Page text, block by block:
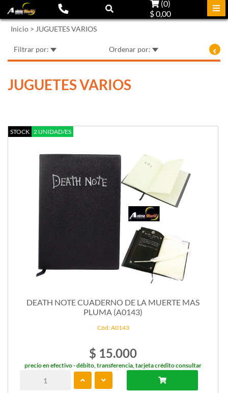
(0)
$ 0,00
Inicio > JUGUETES VARIOS
Filtrar por: Ordenar por:
JUGUETES VARIOS
STOCK 2 UNIDAD/ES
DEATH NOTE CUADERNO DE LA MUERTE MAS
PLUMA (A0143)
Cód: A0143
$ 15.000
precio en efectivo - débito, transferencia, tarjeta crédito consultar